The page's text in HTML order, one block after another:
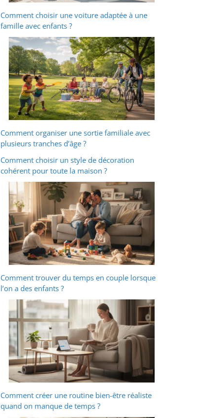
Comment choisir une voiture adaptée à une
famille avec enfants ?
Comment organiser une sortie familiale avec
plusieurs tranches d’âge ?
Comment choisir un style de décoration
cohérent pour toute la maison ?
Comment trouver du temps en couple lorsque
l’on a des enfants ?
Comment créer une routine bien-être réaliste
quand on manque de temps ?